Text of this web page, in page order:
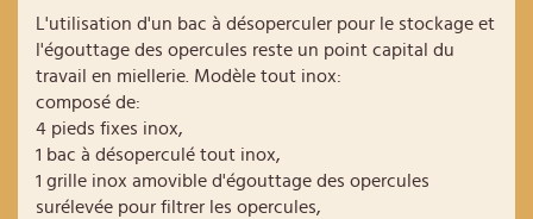
L'utilisation d'un bac à désoperculer pour le stockage et
l'égouttage des opercules reste un point capital du
travail en miellerie. Modèle tout inox:
composé de:
4 pieds fixes inox,
1 bac à désoperculé tout inox,
1 grille inox amovible d'égouttage des opercules
surélevée pour filtrer les opercules,